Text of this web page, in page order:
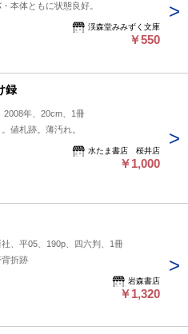
本体ともに状態良好。
渓森堂みみずく文庫
￥550
録
2008年、20cm、1冊
値札跡。薄汚れ。
水たま書店 桜井店
￥1,000
、平05、190p、四六判、1冊
折跡
岩森書店
￥1,320